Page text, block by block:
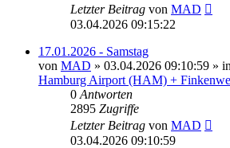
Letzter Beitrag von MAD
03.04.2026 09:15:22
17.01.2026 - Samstag
von MAD » 03.04.2026 09:10:59 » in
Hamburg Airport (HAM) +
0 Antworten
2895 Zugriffe
Letzter Beitrag von MAD
03.04.2026 09:10:59